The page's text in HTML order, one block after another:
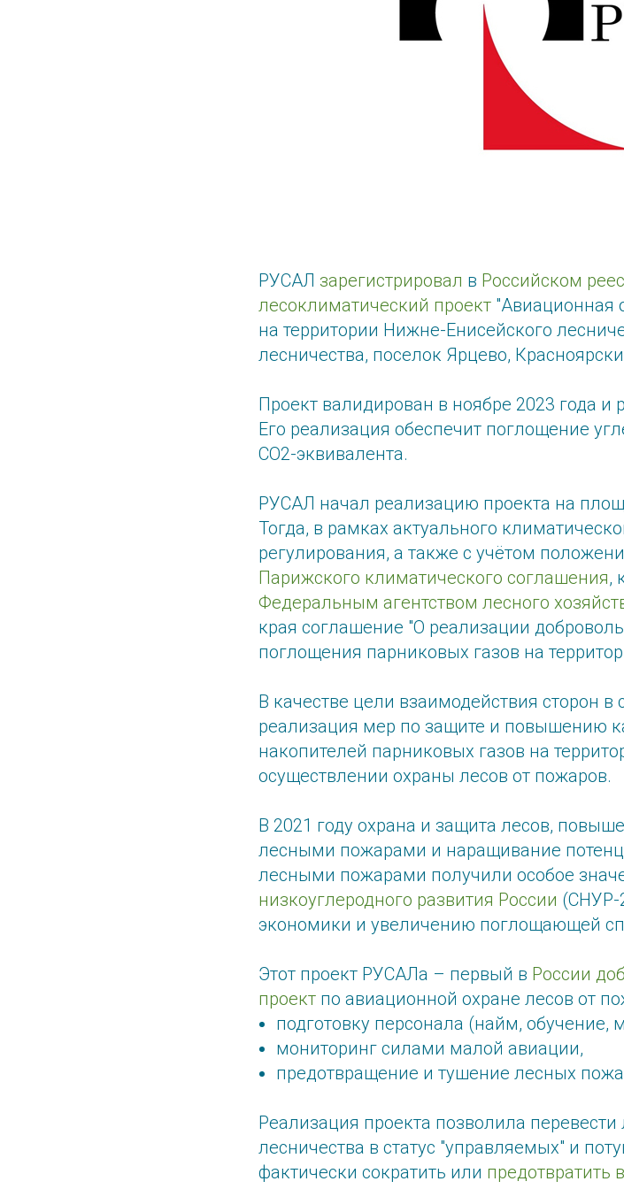
РУСАЛ зарегистрировал в Российском
лесоклиматический проект "Авиационная
на территории Нижне-Енисейского
лесничества, поселок Ярцево,
Проект валидирован в ноябре 2023 года и
Его реализация обеспечит поглощение
СO2-эквивалента.
РУСАЛ начал реализацию проекта на
Тогда, в рамках актуального
регулирования, а также с учётом
Парижского климатического соглашения,
Федеральным агентством лесного
края соглашение "О реализации
поглощения парниковых газов на
В качестве цели взаимодействия сторон
реализация мер по защите и повышению
накопителей парниковых газов на
осуществлении охраны лесов от пожаров.
В 2021 году охрана и защита лесов,
лесными пожарами и наращивание
лесными пожарами получили особое
низкоуглеродного развития России (СНУР-
экономики и увеличению поглощающей
Этот проект РУСАЛа – первый в России
проект по авиационной охране лесов от
подготовку персонала (найм,
мониторинг силами малой авиации,
предотвращение и тушение лесных
Реализация проекта позволила
лесничества в статус "управляемых" и
фактически сократить или предотвратить